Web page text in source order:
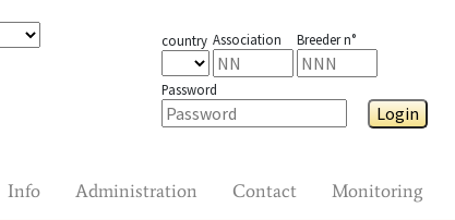
country Association Breeder n°
Password
Login
Info Administration Contact Monitoring